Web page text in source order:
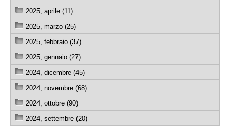
2025, aprile (11)
2025, marzo (25)
2025, febbraio (37)
2025, gennaio (27)
2024, dicembre (45)
2024, novembre (68)
2024, ottobre (90)
2024, settembre (20)